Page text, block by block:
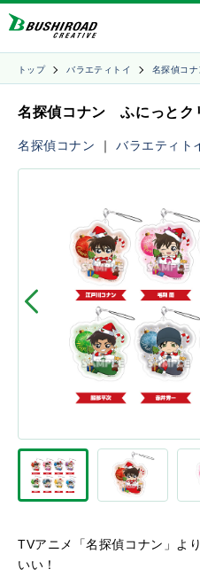
トップ バラエティトイ 名探偵コナ
名探偵コナン ふにっとク
名探偵コナン ｜バラエティト
TVアニメ「名探偵コナン」よ
いい！